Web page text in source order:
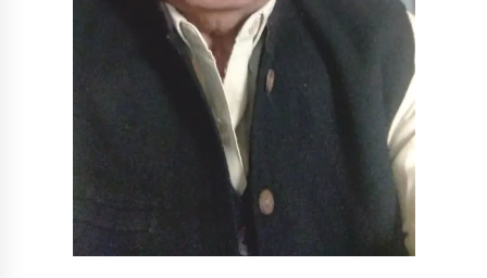
कैसे बचायें बच्चों का मन?
3 years ago
राष्ट्रीय आन्दोलन में भाषाओं की भूमिका पर एक जरूरी दस्तावेज
3 years ago
यह समझना ज़्यादा ज़रूरी कि किसको सत्ता में नहीं आना चाहिए
3 years ago